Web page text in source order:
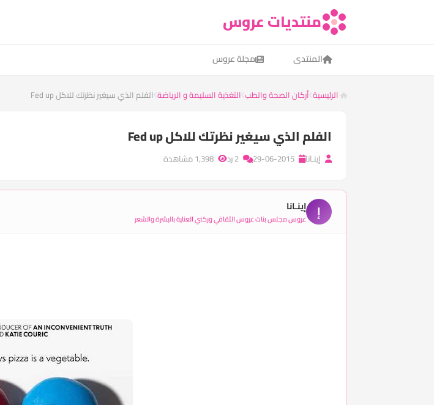
منتديات عروس
المنتدى مجلة عروس
الرئيسية أركان الصحة والطب التغذية السليمة و الرياضة الفلم الذي سيغير نظرتك للاكل Fed up
الفلم الذي سيغير نظرتك للاكل Fed up
إينـانا
إ إينـانا
عروس مجلس بنات عروس الثقافي وركني العناية بالبشرة والشعر